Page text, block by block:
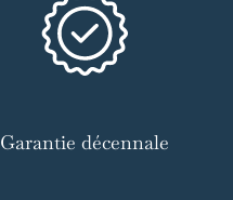
Garantie décennale